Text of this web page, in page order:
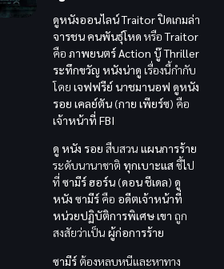
ดูหนังออนไลน์ Traitor ปิดเกมล่า
จารชน คนพันธุ์โหด หรือTraitor
คือ ภาพยนตร์ Action บู๊Thriller
ระทึกขวัญ หนังน่าดู เรื่องนี้กำกับ
โดย เจฟฟรีย์ นาชมานอฟ ดูหนัง
รอย เคลย์ตัน (กาย เพียร์ซ) คือ
เจ้าหน้าที่ FBI
ดู หนัง รอย สืบสวน แผนการร้าย
ระดับนานาชาติ ทุกเบาะแสชี้ไป
ที่ ซามีร์ ฮอร์น (ดอน ชีเดล) ดู
หนัง ซามีร์คือ อดีตเจ้าหน้าที่
หน่วยปฏิบัติการพิเศษเขา ถูก
สงสัยว่าเป็น ผู้ก่อการร้าย
ซามีร์ ต้องหลบหนีและหาทาง